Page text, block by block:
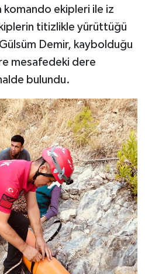
komando ekipleri ile iz
titizlikle yürüttüğü
Demir, kaybolduğu
mesafedeki dere
bulundu.